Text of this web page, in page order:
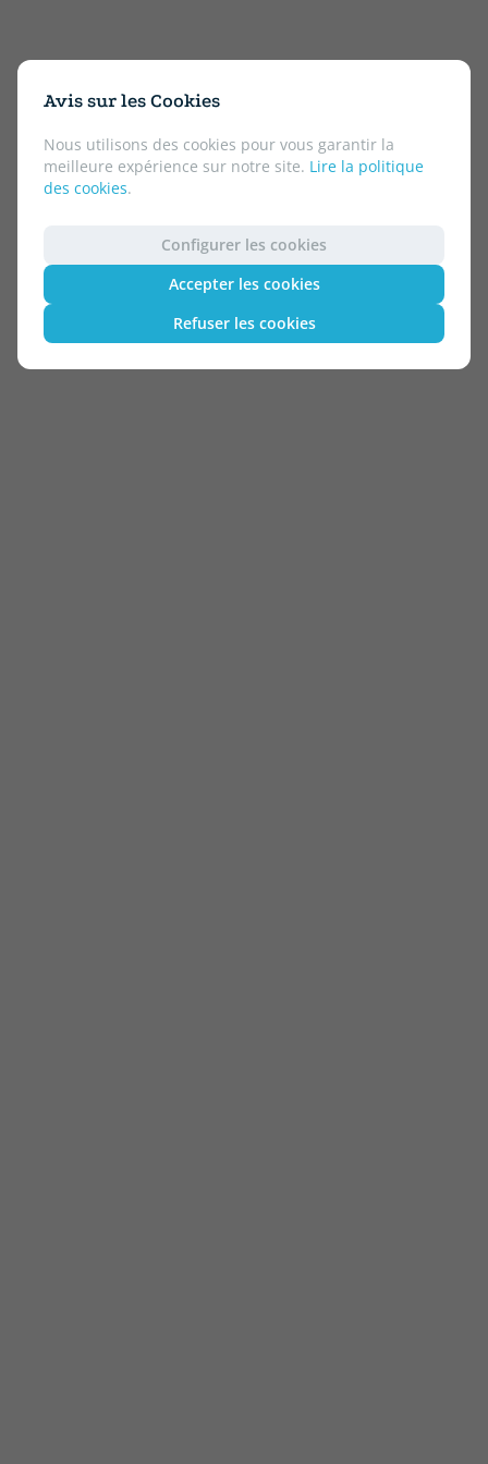
Avis sur les Cookies
Nous utilisons des cookies pour vous garantir la
meilleure expérience sur notre site. Lire la politique
des cookies.
Configurer les cookies
Accepter les cookies
Refuser les cookies